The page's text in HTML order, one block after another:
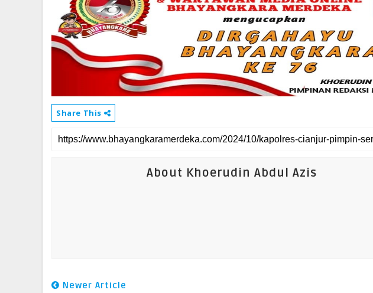
Share This
About Khoerudin Abdul Azis
Newer Article